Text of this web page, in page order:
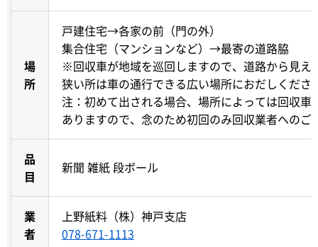
場
所
戸建住宅→各家の前（門の外）
集合住宅（マンションなど）→最寄の道路脇
※回収車が地域を巡回しますので、道路から見え
狭い所は車の通行できる広い場所におだしくださ
注：初めて出される場合、場所によっては回収車
ありますので、念のため初回のみ回収業者へのご
品
目
新聞 雑紙 段ボール
業
者
上野紙料（株）神戸支店
078-671-1113